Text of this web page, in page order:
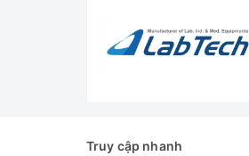
Kích thước ngoài
Trọng lượng
Truy cập nhanh